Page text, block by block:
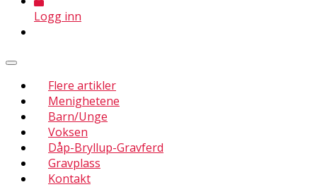
Logg inn
Flere artikler
Menighetene
Barn/Unge
Voksen
Dåp-Bryllup-Gravferd
Gravplass
Kontakt